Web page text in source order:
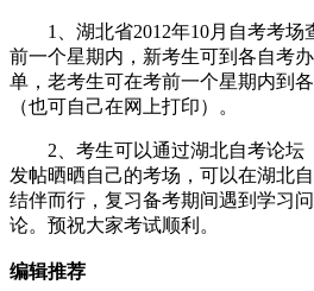
1、湖北省2012年10月自考考
前一个星期内，新考生可到各自考
单，老考生可在考前一个星期内到
（也可自己在网上打印）。
2、考生可以通过湖北自考论坛
发帖晒晒自己的考场，可以在湖北
结伴而行，复习备考期间遇到学习
论。预祝大家考试顺利。
编辑推荐